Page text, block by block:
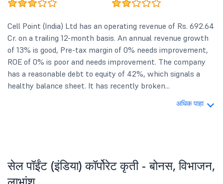
Cell Point (India) Ltd has an operating revenue of Rs. 692.64
Cr. on a trailing 12-month basis. An annual revenue growth
of 13% is good, Pre-tax margin of 0% needs improvement,
ROE of 0% is poor and needs improvement. The company
has a reasonable debt to equity of 42%, which signals a
healthy balance sheet. It has recently broken...
अधिक पाहा
सेल पॉईंट (इंडिया) कॉर्पोरेट कृती - बोनस, विभाजन,